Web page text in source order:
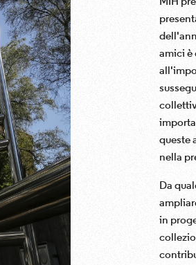
amici è
queste
nella
Da
in